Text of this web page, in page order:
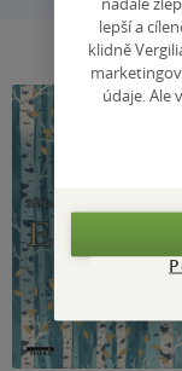
lepší a
klidně
údaje. Ale